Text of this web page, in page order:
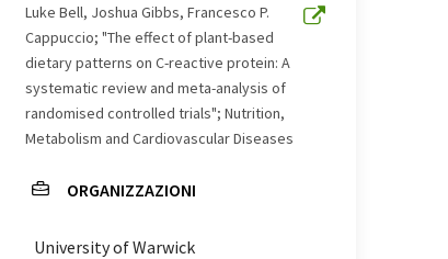
Luke Bell, Joshua Gibbs, Francesco P.
Cappuccio; "The effect of plant-based
dietary patterns on C-reactive protein: A
systematic review and meta-analysis of
randomised controlled trials"; Nutrition,
Metabolism and Cardiovascular Diseases
ORGANIZZAZIONI
University of Warwick